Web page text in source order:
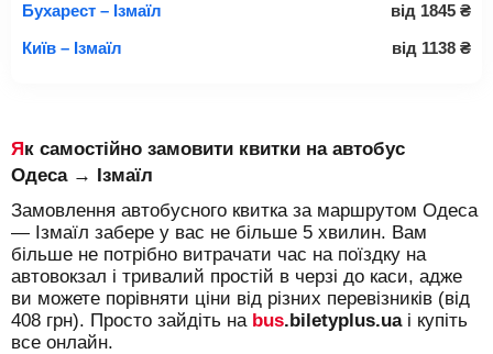
Бухарест – Ізмаїл
від 1845 ₴
Київ – Ізмаїл
від 1138 ₴
Як самостійно замовити квитки на автобус
Одеса → Ізмаїл
Замовлення автобусного квитка за маршрутом Одеса
— Ізмаїл забере у вас не більше 5 хвилин. Вам
більше не потрібно витрачати час на поїздку на
автовокзал і тривалий простій в черзі до каси, адже
ви можете порівняти ціни від різних перевізників (від
408 грн). Просто зайдіть на bus.biletyplus.uaі купіть
все онлайн.